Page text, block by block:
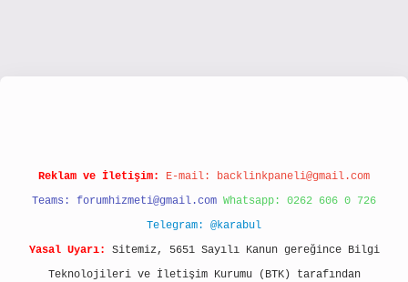
Reklam ve İletişim: E-mail: backlinkpaneli@gmail.com
Teams: forumhizmeti@gmail.com Whatsapp: 0262 606 0 726
Telegram: @karabul
Yasal Uyarı:
Sitemiz, 5651 Sayılı Kanun gereğince Bilgi
Teknolojileri ve İletişim Kurumu (BTK) tarafından